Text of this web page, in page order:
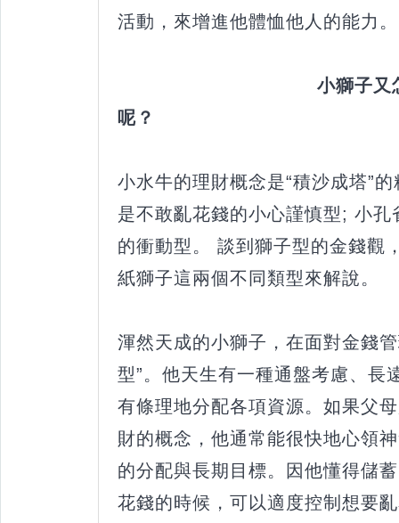
活動，來增進他體恤他人的能力。
小獅子又
呢？
小水牛的理財概念是“積沙成塔”
是不敢亂花錢的小心謹慎型; 小孔
的衝動型。 談到獅子型的金錢觀
紙獅子這兩個不同類型來解說。
渾然天成的小獅子，在面對金錢
型”。他天生有一種通盤考慮、長
有條理地分配各項資源。如果父
財的概念，他通常能很快地心領
的分配與長期目標。因他懂得儲
花錢的時候，可以適度控制想要